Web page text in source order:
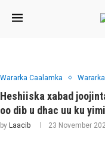
Wararka Caalamka
Heshiiska xabad
oo dib u dhac uu ku
by Laacib 23 November